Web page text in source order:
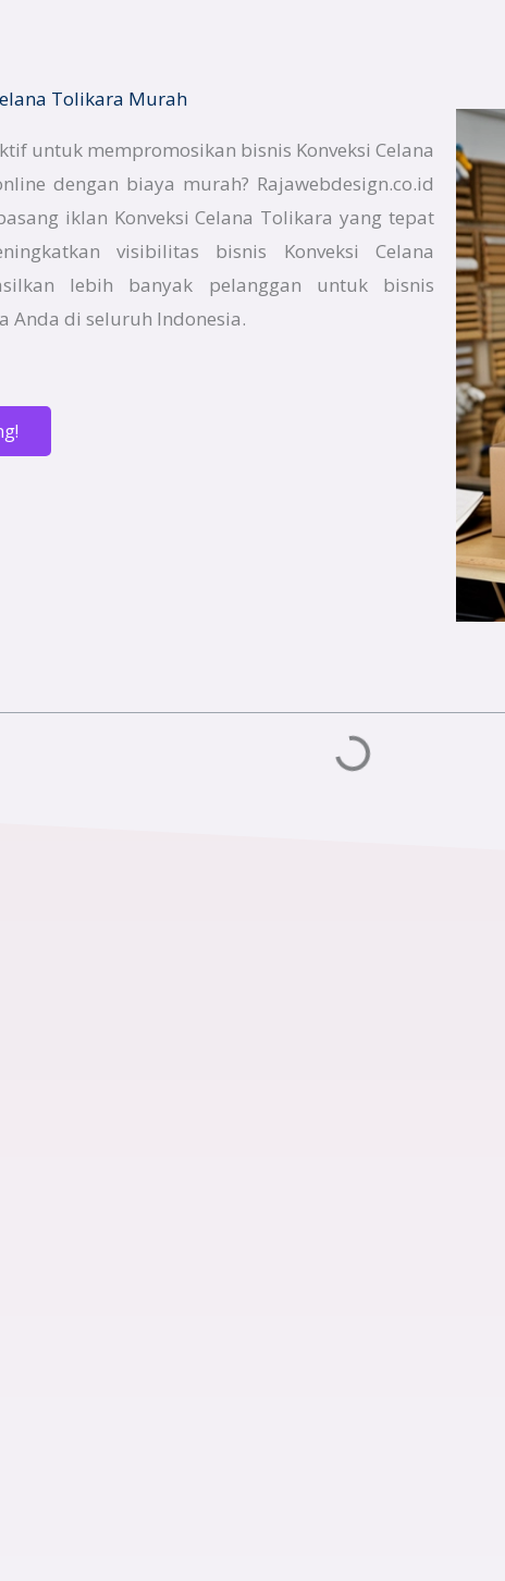
Tolikara Murah
untuk mempromosikan bisnis Konveksi Celana
dengan biaya murah? Rajawebdesign.co.id
iklan Konveksi Celana Tolikara yang tepat
visibilitas bisnis Konveksi Celana
lebih banyak pelanggan untuk bisnis
Anda di seluruh Indonesia.